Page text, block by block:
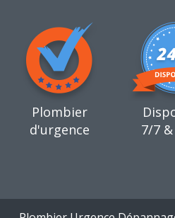
Plombier
d'urgence
7/7